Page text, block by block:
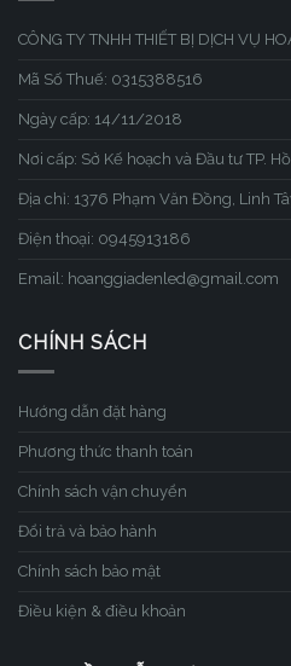
CÔNG TY TNHH THIẾT BỊ DỊCH VỤ
Mã Số Thuế: 0315388516
Ngày cấp: 14/11/2018
Nơi cấp: Sở Kế hoạch và Đầu tư TP.
Địa chỉ: 1376 Phạm Văn Đồng, Linh
Điện thoại: 0945913186
Email: hoanggiadenled@gmail.com
CHÍNH SÁCH
Hướng dẫn đặt hàng
Phương thức thanh toán
Chính sách vận chuyển
Đổi trả và bảo hành
Chính sách bảo mật
Điều kiện & điều khoản